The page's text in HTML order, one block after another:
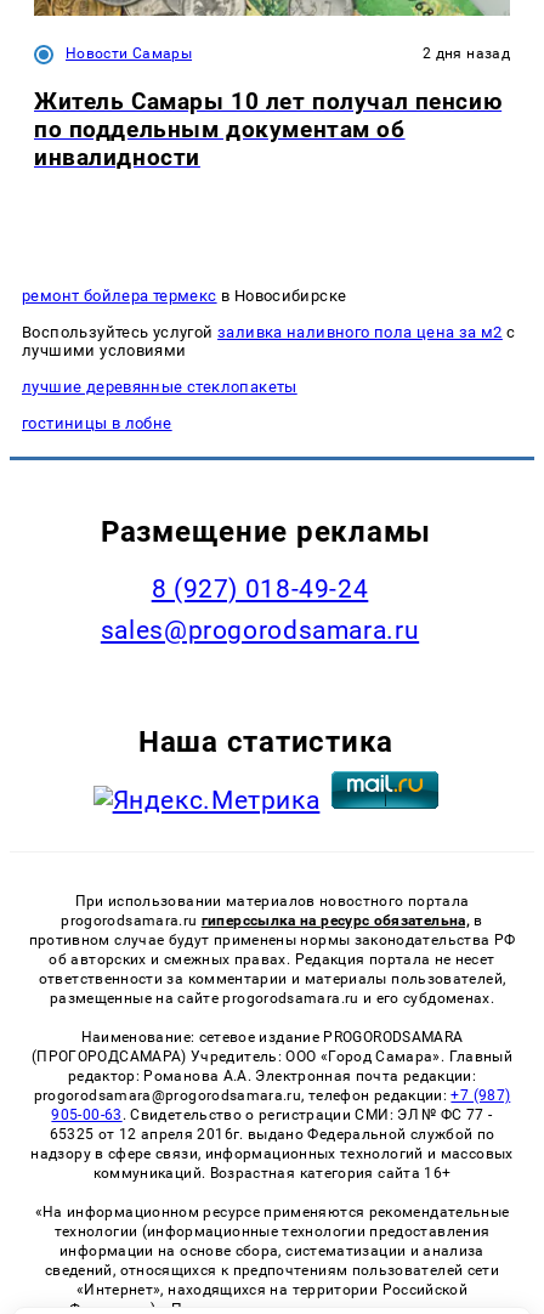
Новости Самары 2 дня назад
Житель Самары 10 лет получал пенсию
по поддельным документам об
инвалидности
ремонт бойлера термекс в Новосибирске
Воспользуйтесь услугой заливка наливного пола цена за м2 с
лучшими условиями
лучшие деревянные стеклопакеты
гостиницы в лобне
Размещение рекламы
8 (927) 018-49-24
sales@progorodsamara.ru
Наша статистика
При использовании материалов новостного портала
progorodsamara.ru гиперссылка на ресурс обязательна, в
противном случае будут применены нормы законодательства РФ
об авторских и смежных правах. Редакция портала не несет
ответственности за комментарии и материалы пользователей,
размещенные на сайте progorodsamara.ru и его субдоменах.
Наименование: сетевое издание PROGORODSAMARA
(ПРОГОРОДСАМАРА) Учредитель: ООО «Город Самара». Главный
редактор: Романова А.А. Электронная почта редакции:
progorodsamara@progorodsamara.ru, телефон редакции:+7 (987)
905-00-63 . Свидетельство о регистрации СМИ: ЭЛ № ФС 77 -
65325 от 12 апреля 2016г. выдано Федеральной службой по
надзору в сфере связи, информационных технологий и массовых
коммуникаций. Возрастная категория сайта 16+
«На информационном ресурсе применяются рекомендательные
технологии (информационные технологии предоставления
информации на основе сбора, систематизации и анализа
сведений, относящихся к предпочтениям пользователей сети
«Интернет», находящихся на территории Российской
Федерации)». Правила применения рекомендательных